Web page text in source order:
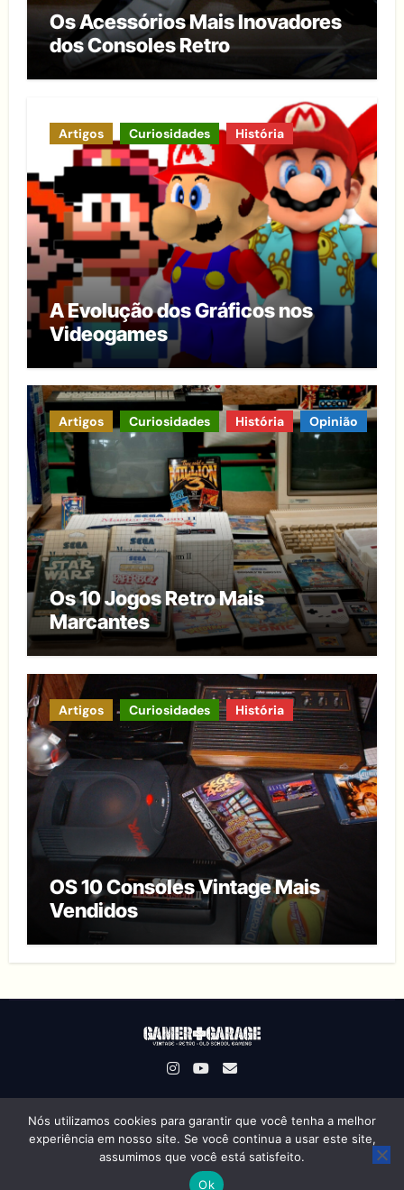
Os Acessórios Mais Inovadores
dos Consoles Retro
Artigos Curiosidades História
A Evolução dos Gráficos nos
Videogames
Artigos Curiosidades História Opinião
Os 10 Jogos Retro Mais
Marcantes
Artigos Curiosidades História
OS 10 Consoles Vintage Mais
Vendidos
Gamer Garage © Direitos Reservados|Um Projeto
OSWorks
Nós utilizamos cookies para garantir que você tenha a melhor
experiência em nosso site. Se você continua a usar este site,
assumimos que você está satisfeito.
Ok